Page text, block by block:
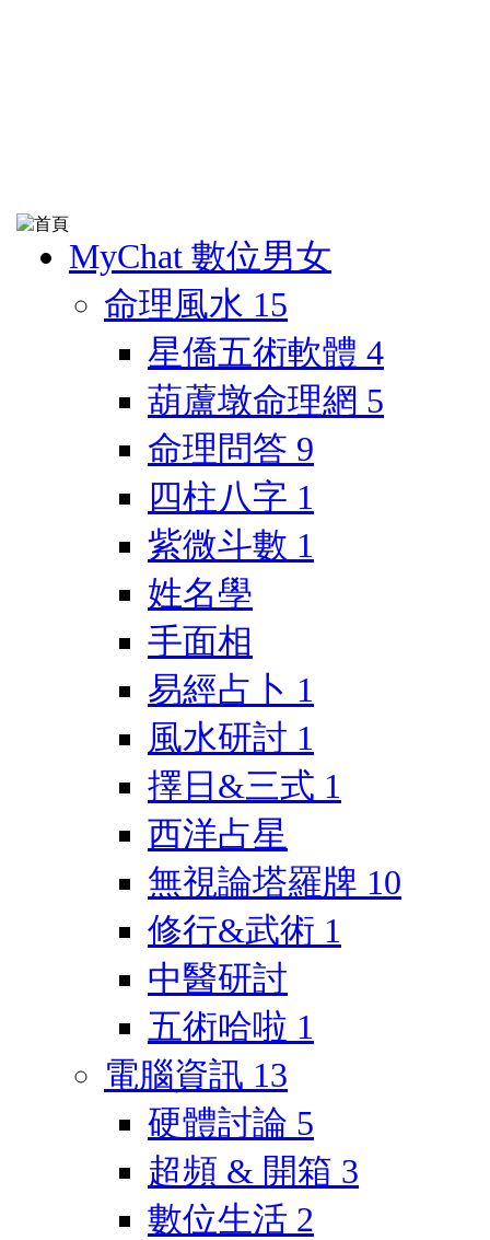
MyChat 數位男女
命理風水 15
星僑五術軟體 4
葫蘆墩命理網 5
命理問答 9
四柱八字 1
紫微斗數 1
姓名學
手面相
易經占卜 1
風水研討 1
擇日&三式 1
西洋占星
無視論塔羅牌 10
修行&武術 1
中醫研討
五術哈啦 1
電腦資訊 13
硬體討論 5
超頻 & 開箱 3
數位生活 2